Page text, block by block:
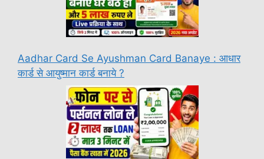
Aadhar Card Se Ayushman Card Banaye : आधार
कार्ड से आयुष्मान कार्ड बनाये ?